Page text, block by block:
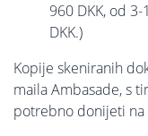
960 DKK, od
DKK.)
Kopije skeniranih
maila Ambasade, s
potrebno donijeti na